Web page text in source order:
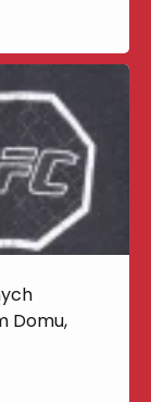
Domu,